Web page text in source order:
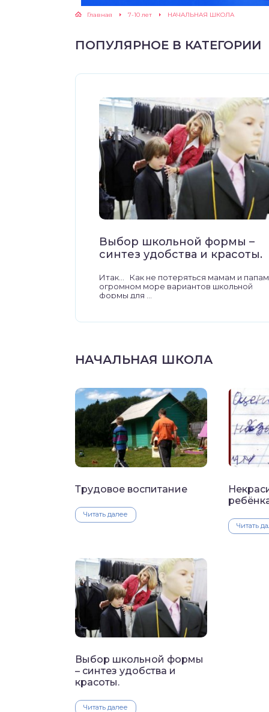
Главная 7-10 лет НАЧАЛЬНАЯ ШКОЛА
ПОПУЛЯРНОЕ В КАТЕГОРИИ
Выбор школьной формы –
синтез удобства и красоты.
Итак… Как не потеряться мамам и
огромном море вариантов школьной
формы для ...
НАЧАЛЬНАЯ ШКОЛА
Трудовое воспитание
Читать далее
Читать
Выбор школьной формы
– синтез удобства и
красоты.
Читать далее